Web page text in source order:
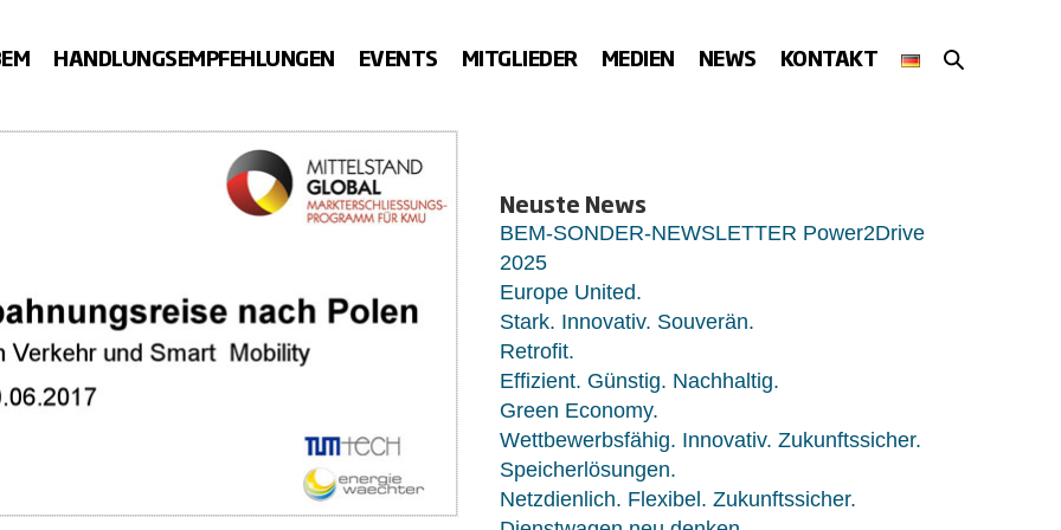
HANDLUNGSEMPFEHLUNGEN EVENTS MITGLIEDER MEDIEN NEWS KONTAKT
SUCHE-
Neuste News
BEM-SONDER-NEWSLETTER Power2Drive
2025
Europe United.
Stark. Innovativ. Souverän.
Retrofit.
Effizient. Günstig. Nachhaltig.
Green Economy.
Wettbewerbsfähig. Innovativ. Zukunftssicher.
Speicherlösungen.
Netzdienlich. Flexibel. Zukunftssicher.